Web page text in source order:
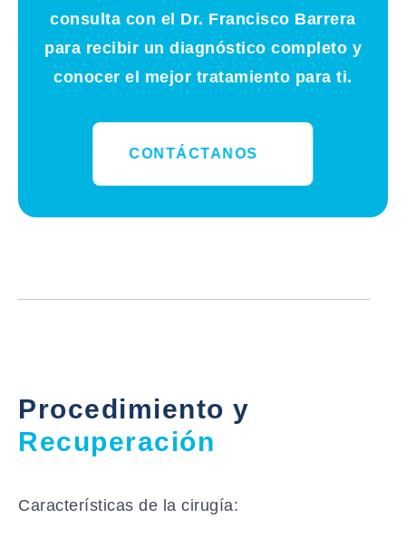
consulta con el Dr. Francisco Barrera
para recibir un diagnóstico completo y
conocer el mejor tratamiento para ti.
CONTÁCTANOS
Procedimiento y
Recuperación
Características de la cirugía: